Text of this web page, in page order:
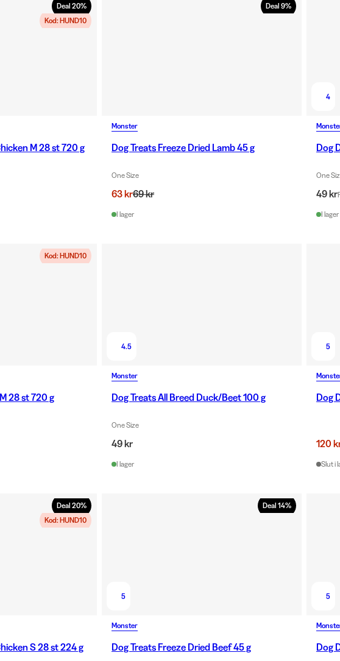
Deal 20%
Kod: HUND10
M 28 st 720 g
Deal 9%
Monster
Dog Treats Freeze Dried Lamb 45 g
One Size
63 kr69 kr
I lager
4
Dog
One
49 kr
I lager
Kod: HUND10
28 st 720 g
4.5
Monster
Dog Treats All Breed Duck/Beet 100 g
One Size
49 kr
I lager
5
Dog
120
Slut i
Deal 20%
Kod: HUND10
S 28 st 224 g
Deal 14%
5
Monster
Dog Treats Freeze Dried Beef 45 g
5
Dog